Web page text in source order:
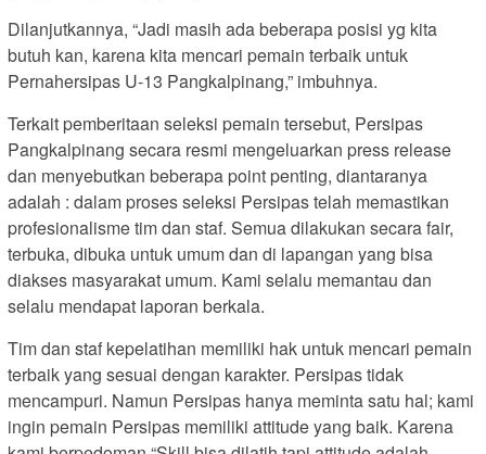
Dilanjutkannya, “Jadi masih ada beberapa posisi yg kita
butuh kan, karena kita mencari pemain terbaik untuk
Pernahersipas U-13 Pangkalpinang,” imbuhnya.
Terkait pemberitaan seleksi pemain tersebut, Persipas
Pangkalpinang secara resmi mengeluarkan press release
dan menyebutkan beberapa point penting, diantaranya
adalah : dalam proses seleksi Persipas telah memastikan
profesionalisme tim dan staf. Semua dilakukan secara fair,
terbuka, dibuka untuk umum dan di lapangan yang bisa
diakses masyarakat umum. Kami selalu memantau dan
selalu mendapat laporan berkala.
Tim dan staf kepelatihan memiliki hak untuk mencari pemain
terbaik yang sesuai dengan karakter. Persipas tidak
mencampuri. Namun Persipas hanya meminta satu hal; kami
ingin pemain Persipas memiliki attitude yang baik. Karena